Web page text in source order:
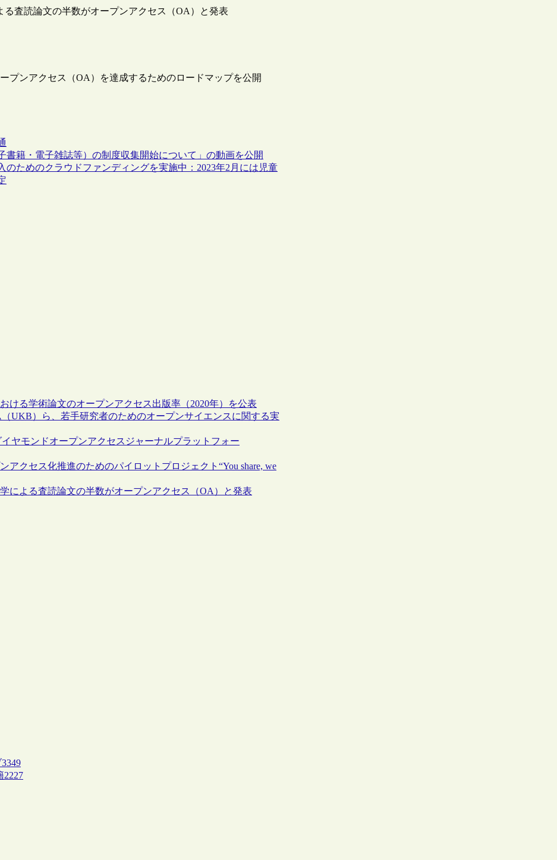
査読論文の半数がオープンアクセス（OA）と発表
プンアクセス（OA）を達成するためのロードマップを公開
籍・電子雑誌等）の制度収集開始について」の動画を公開
ためのクラウドファンディングを実施中：2023年2月には児童
ける学術論文のオープンアクセス出版率（2020年）を公表
UKB）ら、若手研究者のためのオープンサイエンスに関する実
ヤモンドオープンアクセスジャーナルプラットフォー
クセス化推進のためのパイロットプロジェクト“You share, we
による査読論文の半数がオープンアクセス（OA）と発表
3349
2227